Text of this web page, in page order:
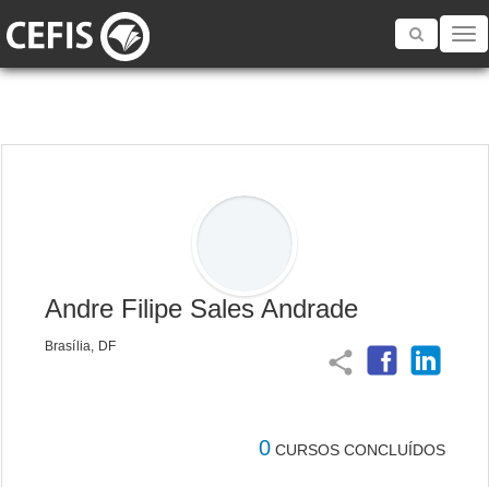
Toggle
Andre Filipe Sales Andrade
Brasília, DF
share
0 CURSOS CONCLUÍDOS